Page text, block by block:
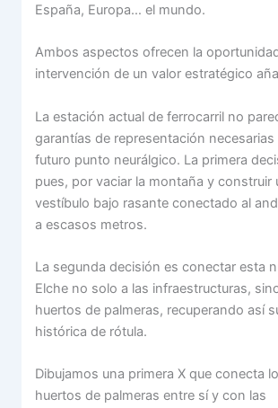
España, Europa… el mundo.
Ambos aspectos ofrecen la
intervención de un valor estratégico
La estación actual de ferrocarril no
garantías de representación necesarias
futuro punto neurálgico. La primera
pues, por vaciar la montaña y construir
vestíbulo bajo rasante conectado al
a escasos metros.
La segunda decisión es conectar esta
Elche no solo a las infraestructuras,
huertos de palmeras, recuperando así
histórica de rótula.
Dibujamos una primera X que conecta
huertos de palmeras entre sí y con las